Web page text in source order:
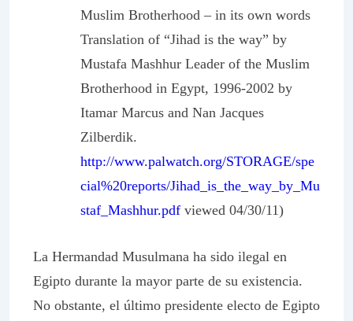
Muslim Brotherhood – in its own words
Translation of “Jihad is the way” by
Mustafa Mashhur Leader of the Muslim
Brotherhood in Egypt, 1996-2002 by
Itamar Marcus and Nan Jacques
Zilberdik.
http://www.palwatch.org/STORAGE/spe
cial%20reports/Jihad_is_the_way_by_Mu
staf_Mashhur.pdf viewed 04/30/11)
La Hermandad Musulmana ha sido ilegal en
Egipto durante la mayor parte de su existencia.
No obstante, el último presidente electo de Egipto